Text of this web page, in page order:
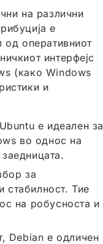
на различни
е
од оперативниот
интерфејс
(како Windows
и
е идеален за
во однос на
за
стабилност. Тие
на робусноста и
Debian е одличен